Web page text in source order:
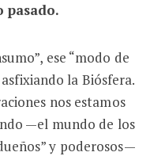
pasado.
ese “modo de
la Biósfera.
nos estamos
—el mundo de los
y poderosos—